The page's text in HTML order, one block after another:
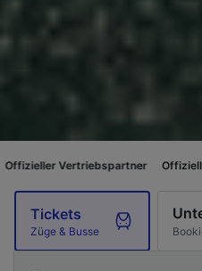
Offizieller
Tickets
Züge & Busse